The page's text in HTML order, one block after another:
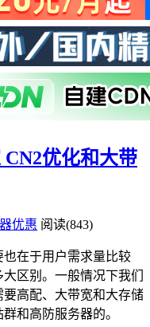
优化和大带
优惠 阅读(843)
在于用户需求量比较
区别。一般情况下我们
高配、大带宽和大存储
和高防服务器的。